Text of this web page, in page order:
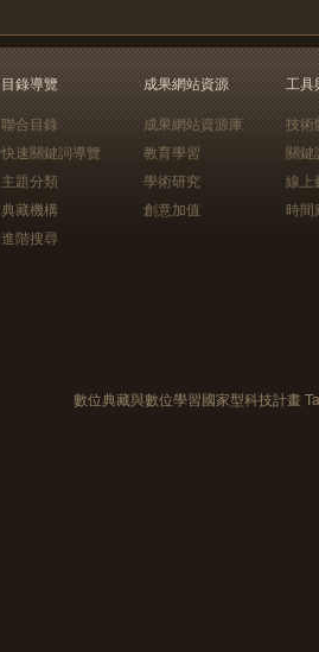
目錄導覽
聯合目錄
快速關鍵詞導覽
主題分類
典藏機構
進階搜尋
成果網站資源
成果網站資源庫
教育學習
學術研究
創意加值
工具
技術
關鍵
線上
時間
數位典藏與數位學習國家型科技計畫